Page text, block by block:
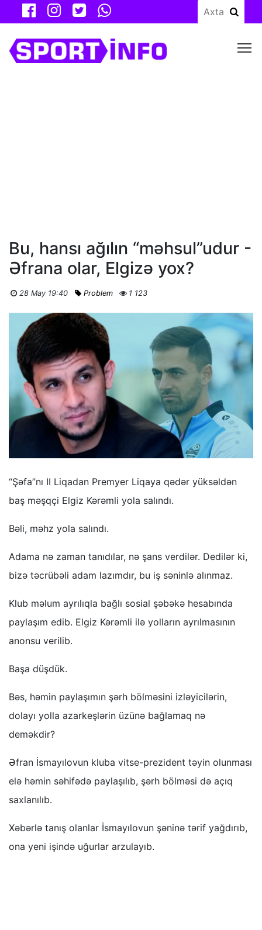
Bu, hansı ağılın “məhsul”udur -
Əfrana olar, Elgizə yox?
28 May 19:40 Problem 1 123
“Şəfa”nı II Liqadan Premyer Liqaya qədər yüksəldən
baş məşqçi Elgiz Kərəmli yola salındı.
Bəli, məhz yola salındı.
Adama nə zaman tanıdılar, nə şans verdilər. Dedilər ki,
bizə təcrübəli adam lazımdır, bu iş səninlə alınmaz.
Klub məlum ayrılıqla bağlı sosial şəbəkə hesabında
paylaşım edib. Elgiz Kərəmli ilə yolların ayrılmasının
anonsu verilib.
Başa düşdük.
Bəs, həmin paylaşımın şərh bölməsini izləyicilərin,
dolayı yolla azarkeşlərin üzünə bağlamaq nə
deməkdir?
Əfran İsmayılovun kluba vitse-prezident təyin olunması
elə həmin səhifədə paylaşılıb, şərh bölməsi də açıq
saxlanılıb.
Xəbərlə tanış olanlar İsmayılovun şəninə tərif yağdırıb,
ona yeni işində uğurlar arzulayıb.